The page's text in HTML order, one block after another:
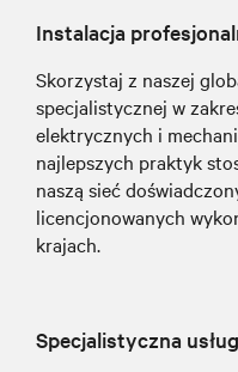
Instalacja
Skorzystaj z naszej
specjalistycznej w
elektrycznych i
najlepszych praktyk
naszą sieć
licencjonowanych
krajach.
Specjalistyczna